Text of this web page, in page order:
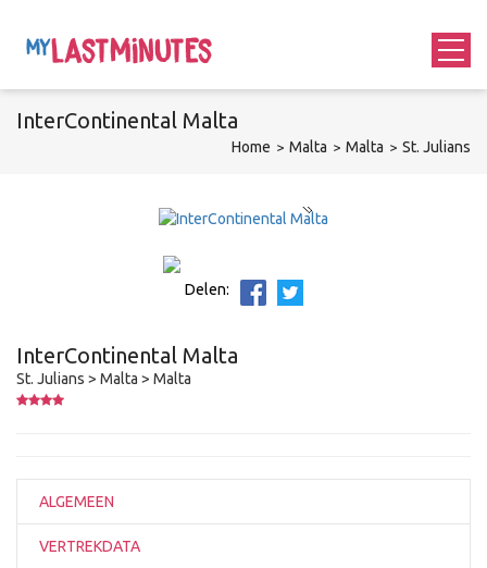
InterContinental Malta
Home Malta Malta St. Julians
Delen:
InterContinental Malta
St. Julians > Malta > Malta
ALGEMEEN
VERTREKDATA